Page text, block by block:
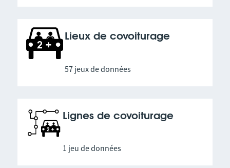
Lieux de covoiturage
57 jeux de données
Lignes de covoiturage
1 jeu de données